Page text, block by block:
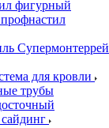
фигурный
Супермонтеррей
для кровли
трубы